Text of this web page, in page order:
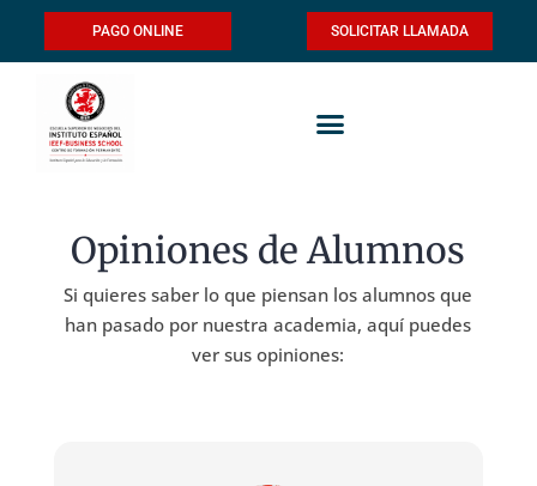
SOLICITAR LLAMADA
PAGO ONLINE
Opiniones de Alumnos
Si quieres saber lo que piensan los alumnos que
han pasado por nuestra academia, aquí puedes
ver sus opiniones: